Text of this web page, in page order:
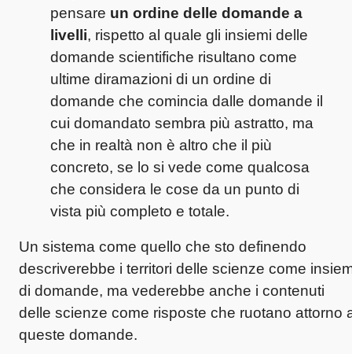
pensare un ordine delle domande a
livelli, rispetto al quale gli insiemi delle
domande scientifiche risultano come
ultime diramazioni di un ordine di
domande che comincia dalle domande il
cui domandato sembra più astratto, ma
che in realtà non è altro che il più
concreto, se lo si vede come qualcosa
che considera le cose da un punto di
vista più completo e totale.
Un sistema come quello che sto definendo
descriverebbe i territori delle scienze come
di domande, ma vederebbe anche i contenuti
delle scienze come risposte che ruotano attorno
queste domande.